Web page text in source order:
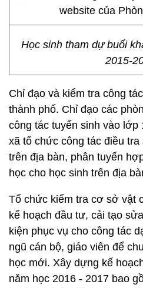
Học sinh tham dự buổi
2015-
Chỉ đạo và kiểm tra công
thành phố. Chỉ đạo các
công tác tuyển sinh vào lớp
xã tổ chức công tác điều
trên địa bàn, phân tuyến
học cho học sinh trên địa
Tổ chức kiểm tra cơ sở vật
kế hoạch đầu tư, cải tạo
kiện phục vụ cho công tác
ngũ cán bộ, giáo viên để
học mới. Xây dựng kế
năm học 2016 - 2017 bao